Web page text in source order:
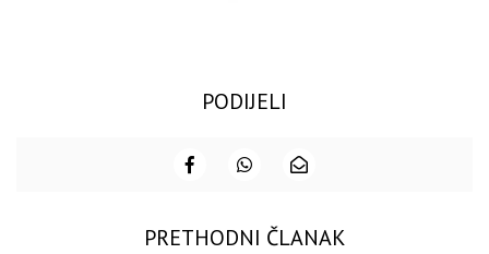
PODIJELI
PRETHODNI ČLANAK